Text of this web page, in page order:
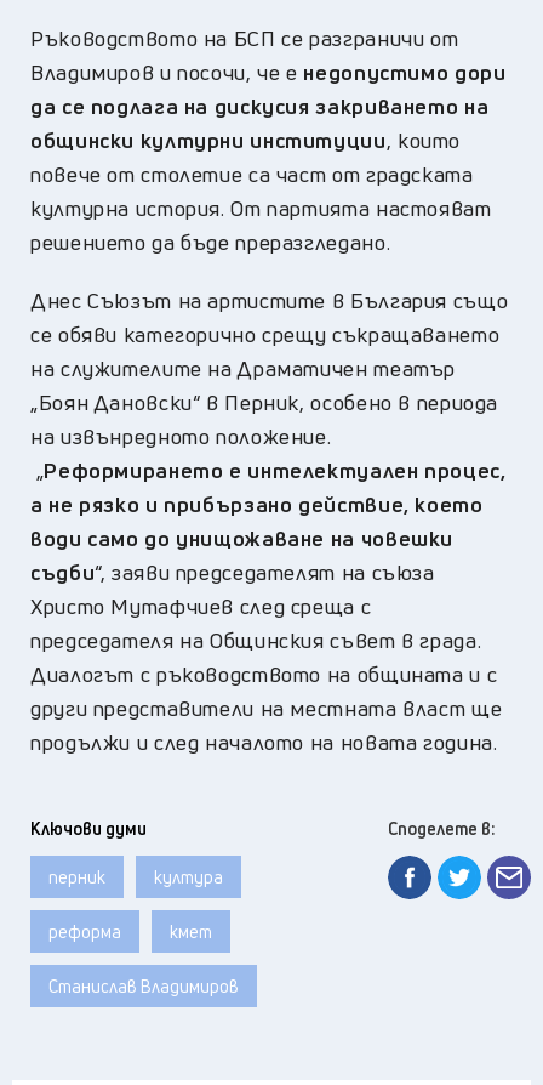
Ръководството на БСП се разграничи от
Владимиров и посочи, че е недопустимо дори
да се подлага на дискусия закриването на
общински културни институции, които
повече от столетие са част от градската
културна история. От партията настояват
решението да бъде преразгледано.
Днес Съюзът на артистите в България също
се обяви категорично срещу съкращаването
на служителите на Драматичен театър
„Боян Дановски“ в Перник, особено в периода
на извънредното положение.
„Реформирането е интелектуален процес,
а не рязко и прибързано действие, което
води само до унищожаване на човешки
съдби“, заяви председателят на съюза
Христо Мутафчиев след среща с
председателя на Общинския съвет в града.
Диалогът с ръководството на общината и с
други представители на местната власт ще
продължи и след началото на новата година.
Ключови думи
перник култура
реформа кмет
Станислав Владимиров
Споделете в: